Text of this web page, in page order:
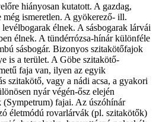
hiányosan kutatott. A gazdag,
ismeretlen. A gyökerező- ill.
élnek. A sásbogarak lárvái
élnek. A tündérrózsa-hínár különféle
sásbogár. Bizonyos szitakötőfajok
is a terület. A Göbe szitakötő-
faja van, ilyen az egyik
szitakötő, vagy a nádi acsa, a gyakori
nyár végén-ősz elején
(Sympetrum) fajai. Az úszóhínár
életmódú rovarlárvák (pl. szitakötők)